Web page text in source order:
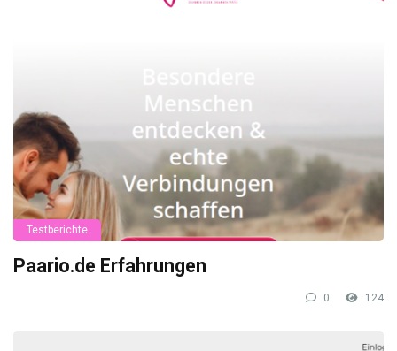
Testberichte
Paario.de Erfahrungen
0 124